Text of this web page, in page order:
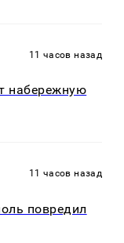
11 часов назад
набережную
11 часов назад
повредил